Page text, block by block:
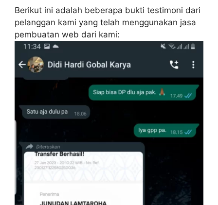
Berikut ini adalah beberapa bukti testimoni dari
pelanggan kami yang telah menggunakan jasa
pembuatan web dari kami: